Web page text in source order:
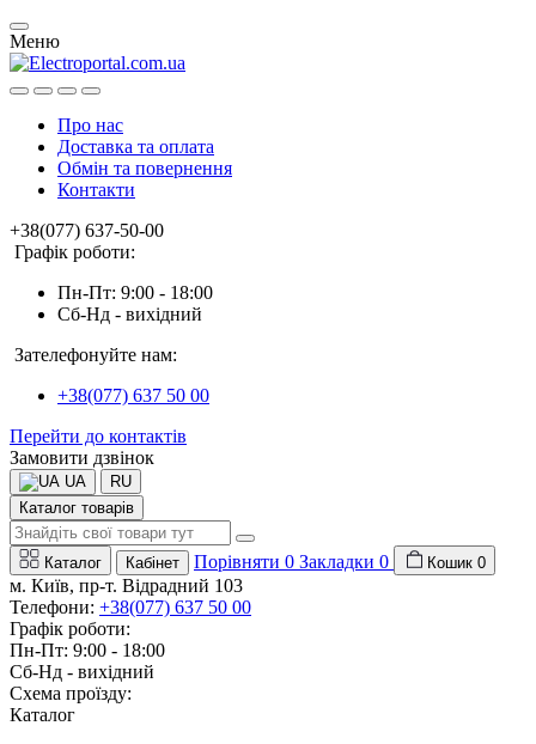
Меню
Про нас
Доставка та оплата
Обмін та повернення
Контакти
+38(077) 637-50-00
Графік роботи:
Пн-Пт: 9:00 - 18:00
Сб-Нд - вихідний
Зателефонуйте нам:
+38(077) 637 50 00
Перейти до контактів
Замовити дзвінок
UA
RU
Каталог товарів
Каталог Кабінет Порівняти 0 Закладки 0 Кошик 0
м. Київ, пр-т. Відрадний 103
Телефони: +38(077) 637 50 00
Графік роботи:
Пн-Пт: 9:00 - 18:00
Сб-Нд - вихідний
Схема проїзду:
Каталог